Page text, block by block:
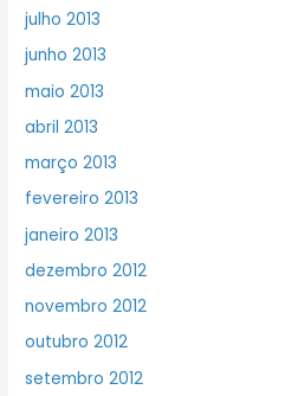
julho 2013
junho 2013
maio 2013
abril 2013
março 2013
fevereiro 2013
janeiro 2013
dezembro 2012
novembro 2012
outubro 2012
setembro 2012